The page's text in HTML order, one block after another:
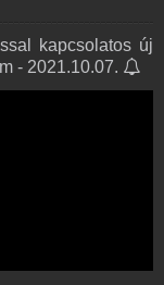
kapcsolatos új
- 2021.10.07.